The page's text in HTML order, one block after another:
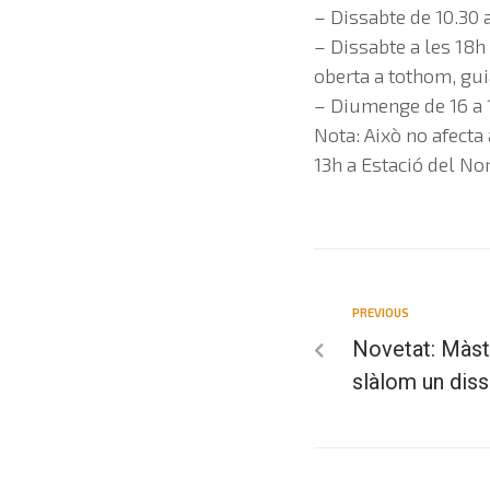
– Dissabte de 10.30
– Dissabte a les
oberta a tothom,
– Diumenge de 16
Nota: Això no afecta
13h a Estació del
PREVIOUS
Novetat:
slàlom un